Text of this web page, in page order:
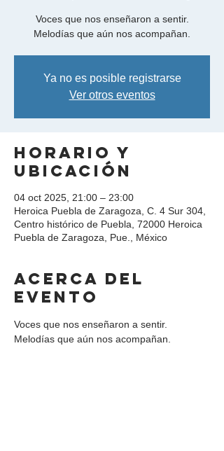
Voces que nos enseñaron a sentir.
Melodías que aún nos acompañan.
Ya no es posible registrarse
Ver otros eventos
Horario y
ubicación
04 oct 2025, 21:00 – 23:00
Heroica Puebla de Zaragoza, C. 4 Sur 304,
Centro histórico de Puebla, 72000 Heroica
Puebla de Zaragoza, Pue., México
Acerca del
evento
Voces que nos enseñaron a sentir.
Melodías que aún nos acompañan.